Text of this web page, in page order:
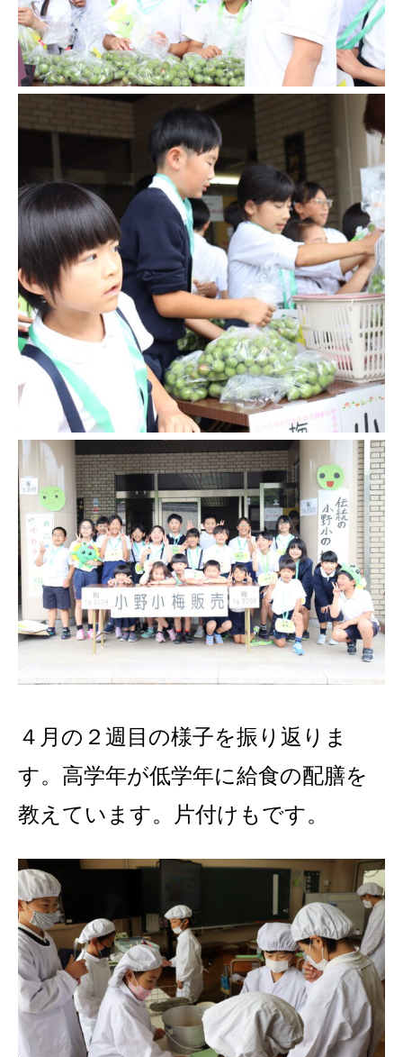
４月の２週目の様子を振り返りま
す。高学年が低学年に給食の配膳を
教えています。片付けもです。